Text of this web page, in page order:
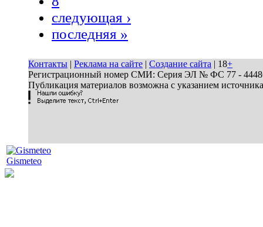
следующая ›
последняя »
Контакты | Реклама на сайте | Создание сайта | 18+
Регистрационный номер СМИ: Серия ЭЛ № ФС 77 - 44486
Публикация материалов возможна с указанием
Gismeteo